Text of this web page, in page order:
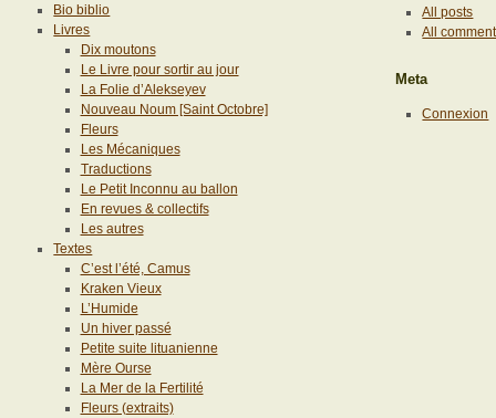
Bio biblio
Livres
Dix moutons
Le Livre pour sortir au jour
La Folie d’Alekseyev
Nouveau Noum [Saint Octobre]
Fleurs
Les Mécaniques
Traductions
Le Petit Inconnu au ballon
En revues & collectifs
Les autres
Textes
C’est l’été, Camus
Kraken Vieux
L’Humide
Un hiver passé
Petite suite lituanienne
Mère Ourse
La Mer de la Fertilité
Fleurs (extraits)
All posts
All
Meta
Connexion